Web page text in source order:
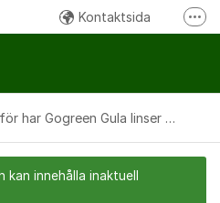
Kontaktsida
Ring oss:
Varför har Gogreen Gula linser en avvikande färg?
kan innehålla inaktuell